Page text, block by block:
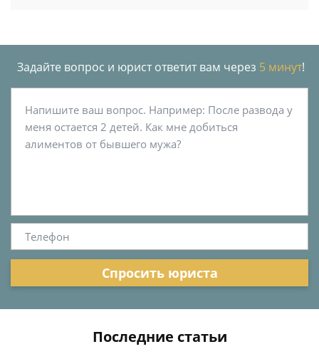
Задайте вопрос и юрист ответит вам через 5 минут!
Спросить юриста
Последние статьи